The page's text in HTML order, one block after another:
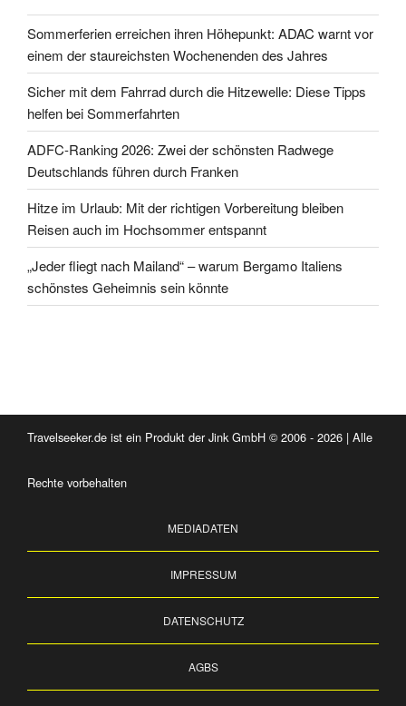
Sommerferien erreichen ihren Höhepunkt: ADAC warnt vor
einem der staureichsten Wochenenden des Jahres
Sicher mit dem Fahrrad durch die Hitzewelle: Diese Tipps
helfen bei Sommerfahrten
ADFC-Ranking 2026: Zwei der schönsten Radwege
Deutschlands führen durch Franken
Hitze im Urlaub: Mit der richtigen Vorbereitung bleiben
Reisen auch im Hochsommer entspannt
„Jeder fliegt nach Mailand“ – warum Bergamo Italiens
schönstes Geheimnis sein könnte
Travelseeker.de ist ein Produkt der Jink GmbH © 2006 - 2026 | Alle
Rechte vorbehalten
MEDIADATEN
IMPRESSUM
DATENSCHUTZ
AGBS